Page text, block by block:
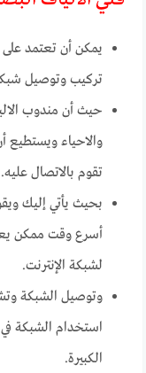
يمكن أن تعتمد
تركيب وتوصيل
حيث أن مندوب
والاحياء
تقوم بالاتصال عليه.
بحيث يأتي إليك
أسرع وقت ممكن
لشبكة الإنترنت.
وتوصيل الشبكة
استخدام الشبكة في
الكبيرة.